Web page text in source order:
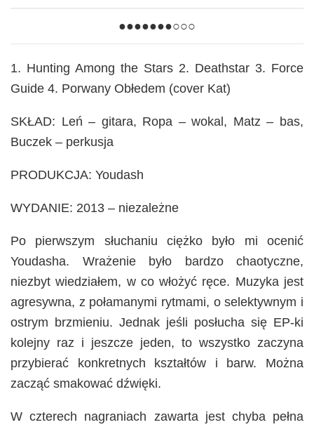
●●●●●●●○○○
1. Hunting Among the Stars 2. Deathstar 3. Force
Guide 4. Porwany Obłedem (cover Kat)
SKŁAD: Leń – gitara, Ropa – wokal, Matz – bas,
Buczek – perkusja
PRODUKCJA: Youdash
WYDANIE: 2013 – niezależne
Po pierwszym słuchaniu ciężko było mi ocenić
Youdasha. Wrażenie było bardzo chaotyczne,
niezbyt wiedziałem, w co włożyć ręce. Muzyka jest
agresywna, z połamanymi rytmami, o selektywnym i
ostrym brzmieniu. Jednak jeśli posłucha się EP-ki
kolejny raz i jeszcze jeden, to wszystko zaczyna
przybierać konkretnych kształtów i barw. Można
zacząć smakować dźwięki.
W czterech nagraniach zawarta jest chyba pełna